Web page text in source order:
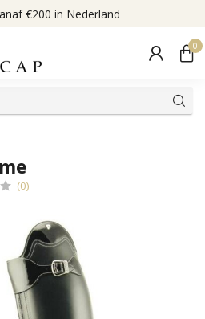
€200 in Nederland
0
(0)